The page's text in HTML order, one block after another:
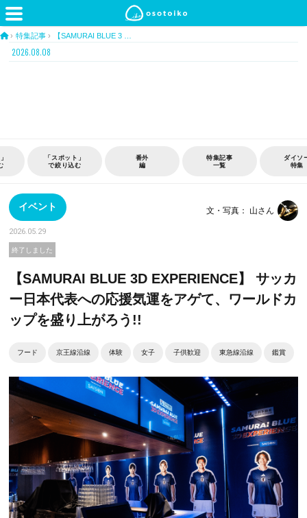
› 特集記事 › 【SAMURAI BLUE 3 …
2026.08.08
特集記事
イベント 文・写真： 山さん
2026.05.29
終了しました
【SAMURAI BLUE 3D EXPERIENCE】 サッカ
ー日本代表への応援気運をアゲて、ワールドカ
ップを盛り上がろう!!
フード 京王線沿線 体験 女子 子供歓迎 東急線沿線 鑑賞